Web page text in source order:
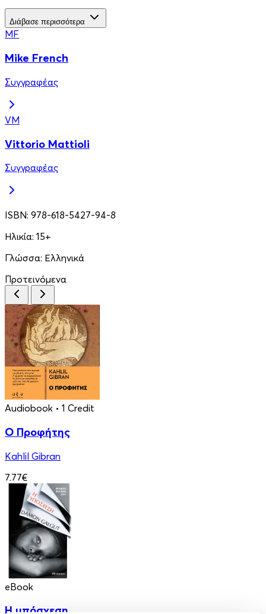
Διάβασε περισσότερα
MF
Mike French
Συγγραφέας
VM
Vittorio Mattioli
Συγγραφέας
ISBN: 978-618-5427-94-8
Ηλικία: 15+
Γλώσσα: Ελληνικά
Προτεινόμενα
Audiobook • 1 Credit
Ο Προφήτης
Kahlil Gibran
7.77€
eBook
Η υπόσχεση